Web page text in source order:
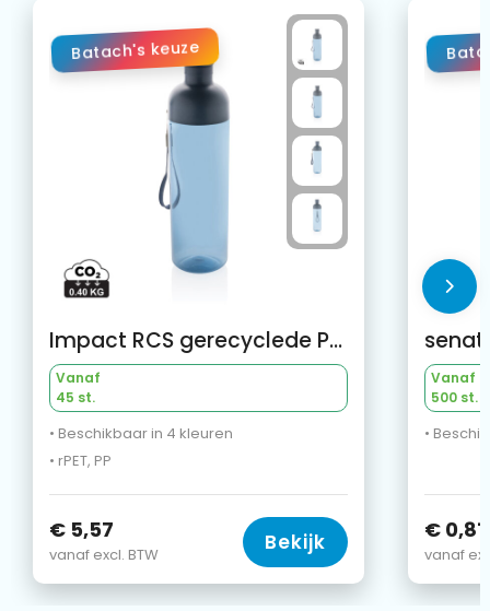
Batach's keuze
Impact RCS gerecyclede PET lekvrije waterfles 600 ml
Vanaf
45 st.
• Beschikbaar in 4 kleuren
• rPET, PP
€ 5,57
vanaf excl. BTW Bekijk
Vanaf
500 st.
•
€ 0,81
vanaf